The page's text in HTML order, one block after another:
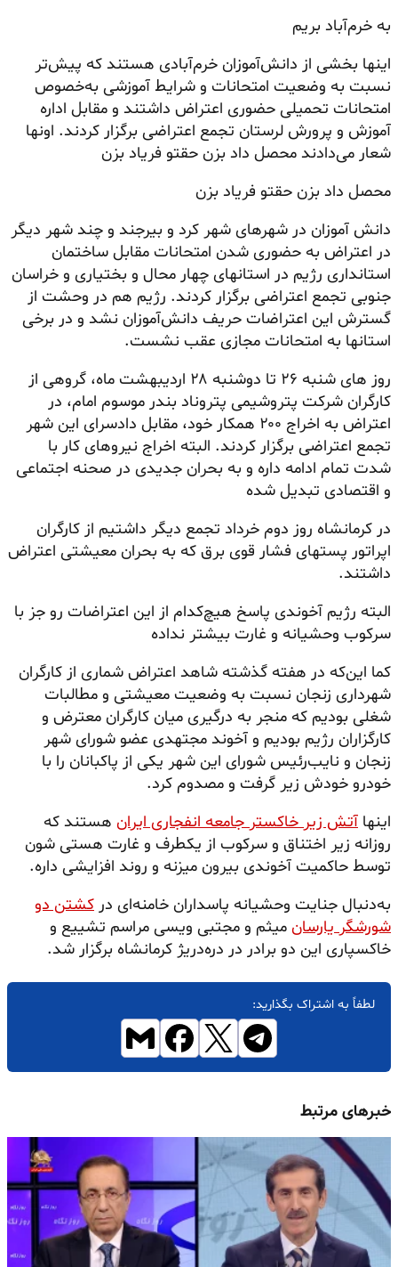
به خرم‌آباد بریم
اینها بخشی از دانش‌آموزان خرم‌آبادی هستند که پیش‌تر
نسبت به وضعیت امتحانات و شرایط آموزشی به‌خصوص
امتحانات تحمیلی حضوری اعتراض داشتند و مقابل اداره
آموزش و پرورش لرستان تجمع اعتراضی برگزار کردند. اونها
شعار می‌دادند محصل داد بزن حقتو فریاد بزن
محصل داد بزن حقتو فریاد بزن
دانش آموزان در شهرهای شهر کرد و بیرجند و چند شهر دیگر
در اعتراض به حضوری شدن امتحانات مقابل ساختمان
استانداری رژیم در استانهای چهار محال و بختیاری و خراسان
جنوبی تجمع اعتراضی برگزار کردند. رژیم هم در وحشت از
گسترش این اعتراضات حریف دانش‌آموزان نشد و در برخی
استانها به امتحانات مجازی عقب نشست.
روز های شنبه ۲۶ تا دوشنبه ۲۸ اردیبهشت ماه، گروهی از
کارگران شرکت پتروشیمی پتروناد بندر موسوم امام، در
اعتراض به اخراج ۲۰۰ همکار خود، مقابل دادسرای این شهر
تجمع اعتراضی برگزار کردند. البته اخراج نیروهای کار با
شدت تمام ادامه داره و به بحران جدیدی در صحنه اجتماعی
و اقتصادی تبدیل شده
در کرمانشاه روز دوم خرداد تجمع دیگر داشتیم از کارگران
اپراتور پستهای فشار قوی برق که به بحران معیشتی اعتراض
داشتند.
البته رژیم آخوندی پاسخ هیچ‌کدام از این اعتراضات رو جز با
سرکوب وحشیانه و غارت بیشتر نداده
کما این‌که در هفته گذشته شاهد اعتراض شماری از کارگران
شهرداری زنجان نسبت به وضعیت معیشتی و مطالبات
شغلی بودیم که منجر به درگیری میان کارگران معترض و
کارگزاران رژیم بودیم و آخوند مجتهدی عضو شورای شهر
زنجان و نایب‌رئیس شورای این شهر یکی از پاکبانان را با
خودرو خودش زیر گرفت و مصدوم کرد.
اینها آتش زیر خاکستر جامعه انفجاری ایران هستند که
روزانه زیر اختناق و سرکوب از یکطرف و غارت هستی شون
توسط حاکمیت آخوندی بیرون میزنه و روند افزایشی داره.
به‌دنبال جنایت وحشیانه پاسداران خامنه‌ای در کشتن دو
شورشگر یارسان میثم و مجتبی ویسی مراسم تشییع و
خاکسپاری این دو برادر در دره‌دریژ کرمانشاه برگزار شد.
لطفاً به اشتراک بگذارید:
خبرهای مرتبط